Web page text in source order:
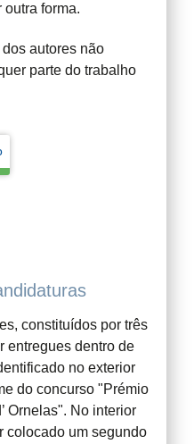
forma.
autores não
parte do trabalho
constituídos por três
entregues dentro de
no exterior
do concurso "Prémio
Ornelas". No interior
colocado um segundo